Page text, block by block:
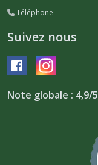
Téléphone
Suivez nous
Note globale : 4,9/5